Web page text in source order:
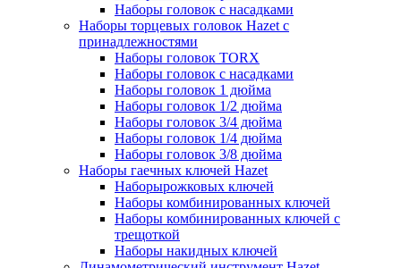
Наборы головок с насадками
Наборы торцевых головок Hazet с
принадлежностями
Наборы головок TORX
Наборы головок с насадками
Наборы головок 1 дюйма
Наборы головок 1/2 дюйма
Наборы головок 3/4 дюйма
Наборы головок 1/4 дюйма
Наборы головок 3/8 дюйма
Наборы гаечных ключей Hazet
Наборырожковых ключей
Наборы комбинированных ключей
Наборы комбинированных ключей с
трещоткой
Наборы накидных ключей